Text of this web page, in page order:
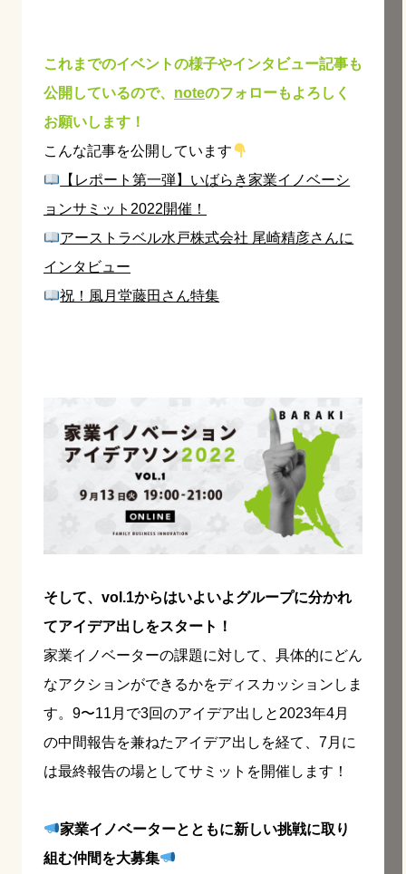
これまでのイベントの様子やインタビュー記事も
公開しているので、 noteのフォローもよろしく
お願いします！
こんな記事を公開しています
【レポート第一弾】いばらき家業イノベーシ
ョンサミット2022開催！
アーストラベル水戸株式会社 尾崎精彦さんに
インタビュー
祝！風月堂藤田さん特集
そして、vol.1からはいよいよグループに分かれ
てアイデア出しをスタート！
家業イノベーターの課題に対して、具体的にどん
なアクションができるかをディスカッションしま
す。9〜11月で3回のアイデア出しと2023年4月
の中間報告を兼ねたアイデア出しを経て、7月に
は最終報告の場としてサミットを開催します！
家業イノベーターとともに新しい挑戦に取り
組む仲間を大募集